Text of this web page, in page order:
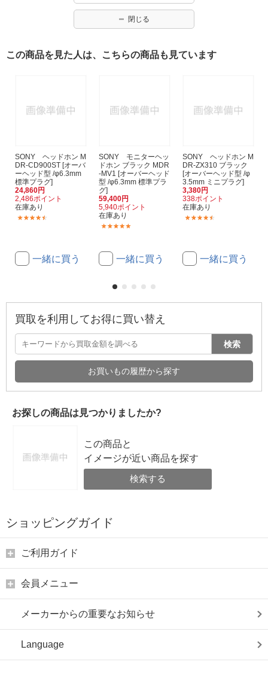
閉じる
この商品を見た人は、こちらの商品も見ています
SONY ヘッドホン M
DR-CD900ST [オーバ
ーヘッド型 /φ6.3mm
標準プラグ]
24,860円
2,486ポイント
在庫あり
一緒に買う
SONY モニターヘッ
ドホン ブラック MDR
-MV1 [オーバーヘッド
型 /φ6.3mm 標準プラ
グ]
59,400円
5,940ポイント
在庫あり
一緒に買う
SONY ヘッドホン M
DR-ZX310 ブラック
[オーバーヘッド型 /φ
3.5mm ミニプラグ]
3,380円
338ポイント
在庫あり
一緒に買う
買取を利用してお得に買い替え
検索
お買いもの履歴から探す
お探しの商品は見つかりましたか?
この商品と
イメージが近い商品を探す
検索する
ショッピングガイド
ご利用ガイド
会員メニュー
メーカーからの重要なお知らせ
Language